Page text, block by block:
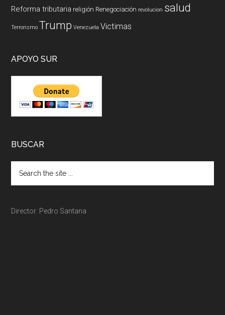
Reforma tributaria religión Renegociación revolucion salud
Terrorismo Trump Venezuela Victimas
APOYO SUR
BUSCAR
Director: Pedro Santana